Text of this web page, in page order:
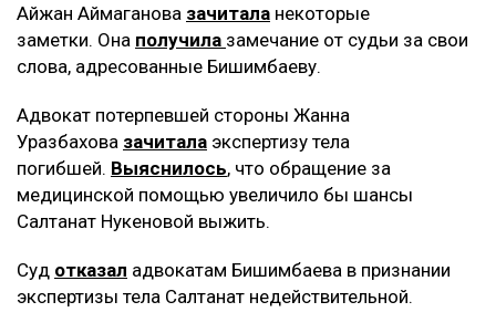
Айжан Аймаганова зачитала некоторые
заметки. Она получила замечание от судьи за свои
слова, адресованные Бишимбаеву.
Адвокат потерпевшей стороны Жанна
Уразбахова зачитала экспертизу тела
погибшей. Выяснилось, что обращение за
медицинской помощью увеличило бы шансы
Салтанат Нукеновой выжить.
Суд отказал адвокатам Бишимбаева в признании
экспертизы тела Салтанат недействительной.